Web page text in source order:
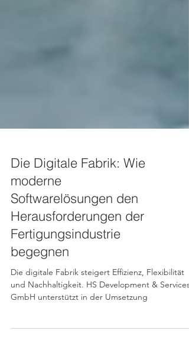
Die Digitale Fabrik: Wie
moderne
Softwarelösungen den
Herausforderungen der
Fertigungsindustrie
begegnen
Die digitale Fabrik steigert Effizienz, Flexibilität